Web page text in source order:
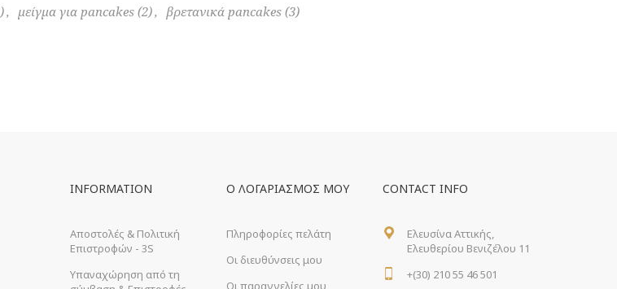
, μείγμα για pancakes (2), βρετανικά pancakes (3)
INFORMATION
Αποστολές & Πολιτική
Επιστροφών - 3S
Υπαναχώρηση από τη
Ο ΛΟΓΑΡΙΑΣΜΌΣ ΜΟΥ
Πληροφορίες πελάτη
Οι διευθύνσεις μου
Οι παραγγελίες μου
CONTACT INFO
Ελευσίνα Αττικής,
Ελευθερίου Βενιζέλου 11
+(30) 210 55 46 501